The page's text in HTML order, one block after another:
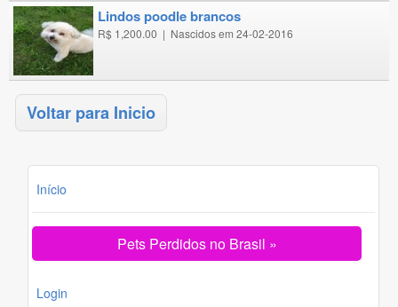
lindos poodle brancos
R$ 1,200.00 | Nascidos em 24-02-2016
Voltar para Inicio
Início
Pets Perdidos no Brasil »
Login